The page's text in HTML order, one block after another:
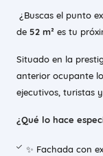
¿Buscas el punto
de 52 m² es tu
Situado en la
anterior ocupante
ejecutivos, turistas
¿Qué lo hace
✨ Fachada con